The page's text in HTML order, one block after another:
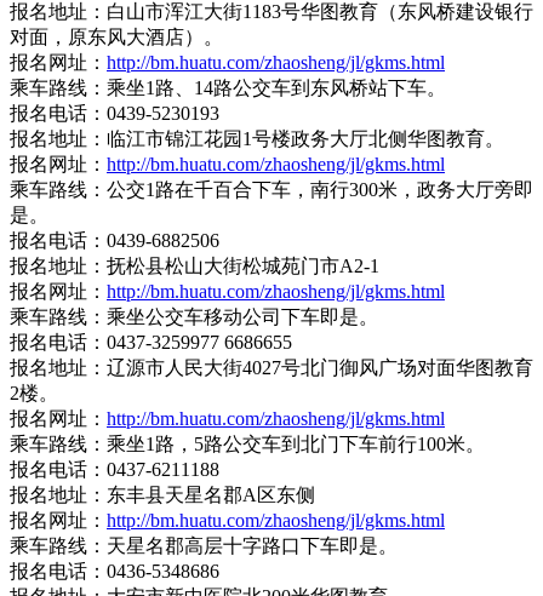
报名地址：白山市浑江大街1183号华图教育（东风桥建设银行
对面，原东风大酒店）。
报名网址： http://bm.huatu.com/zhaosheng/jl/gkms.html
乘车路线：乘坐1路、14路公交车到东风桥站下车。
报名电话：0439-5230193
报名地址：临江市锦江花园1号楼政务大厅北侧华图教育。
报名网址： http://bm.huatu.com/zhaosheng/jl/gkms.html
乘车路线：公交1路在千百合下车，南行300米，政务大厅旁即
是。
报名电话：0439-6882506
报名地址：抚松县松山大街松城苑门市A2-1
报名网址： http://bm.huatu.com/zhaosheng/jl/gkms.html
乘车路线：乘坐公交车移动公司下车即是。
报名电话：0437-3259977 6686655
报名地址：辽源市人民大街4027号北门御风广场对面华图教育
2楼。
报名网址： http://bm.huatu.com/zhaosheng/jl/gkms.html
乘车路线：乘坐1路，5路公交车到北门下车前行100米。
报名电话：0437-6211188
报名地址：东丰县天星名郡A区东侧
报名网址： http://bm.huatu.com/zhaosheng/jl/gkms.html
乘车路线：天星名郡高层十字路口下车即是。
报名电话：0436-5348686